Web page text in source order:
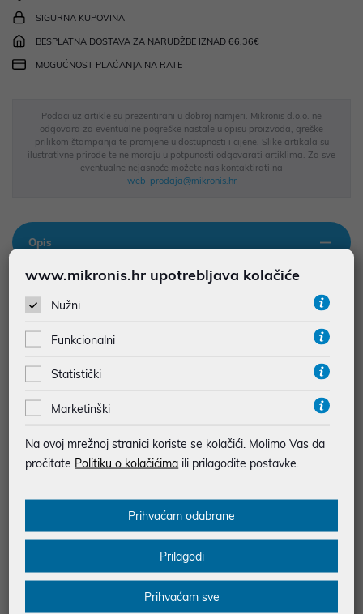
SIGURNA KUPOVINA
BESPLATNA DOSTAVA ZA NARUDŽBE IZNAD 66,36€
MOGUĆNOST PLAĆANJA NA RATE
Podaci uz artikle su prezentirani u dobroj namjeri. Mikronis d.o.o. ne
odgovara za eventualne pogreške nastale u opisu proizvoda, greške
prilikom štampanja te promjene u dostupnosti i cijene. Slike artikala su
ilustrativne prirode te ne moraju u potpunosti odgovarati artiklima. Za sve
eventualne nejasnoće možete nas kontaktirati na
web-prodaja@mikronis.hr
Opis
tipkovnice i miša u elegantnoj bijeloj boji donosi udobno i tiho
tipkanje uz pouzdanu 2.4 GHz bežičnu vezu. Tipkovnica pune
veličine s ENG rasporedom nudi ugodan hod tipki i stabilan rad,
dok ergonomski miš omogućuje precizno upravljanje i dugotrajnu
udobnost. Idealan je za ured, kućni rad ili svakodnevnu upotrebu,
uz moderan dizajn koji se uklapa u svaki radni prostor.
• Tipkovnica + miš set
• Ultra-tanka tipkovnica (11 mm)
• Chiclet tipke, gumene kupole, trajnost 10 milijuna pritisaka
• Povezivost RF 2.4GHz
www.mikronis.hr upotrebljava kolačiće
Nužni
Funkcionalni
Statistički
Marketinški
Na ovoj mrežnoj stranici koriste se kolačići. Molimo Vas da
pročitate Politiku o kolačićima ili prilagodite postavke.
Prihvaćam odabrane
Prilagodi
Prihvaćam sve